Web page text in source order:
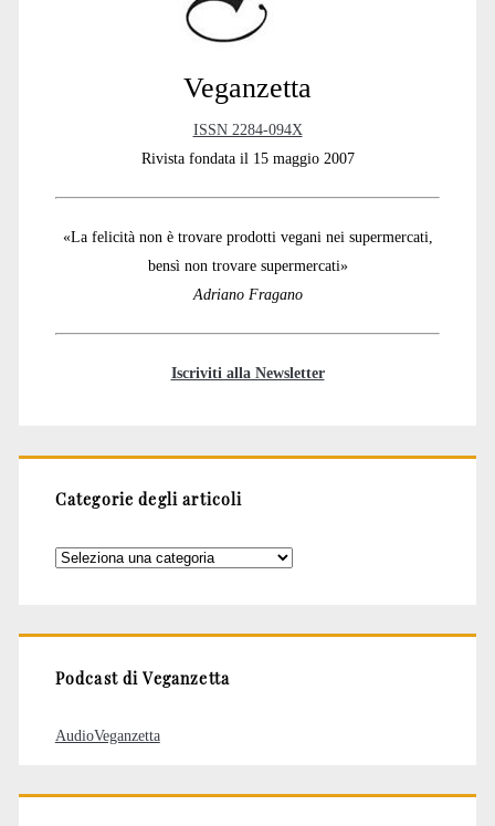
Veganzetta
ISSN 2284-094X
Rivista fondata il 15 maggio 2007
«La felicità non è trovare prodotti vegani nei supermercati,
bensì non trovare supermercati»
Adriano Fragano
Iscriviti alla Newsletter
Categorie degli articoli
Categorie
Podcast di Veganzetta
AudioVeganzetta